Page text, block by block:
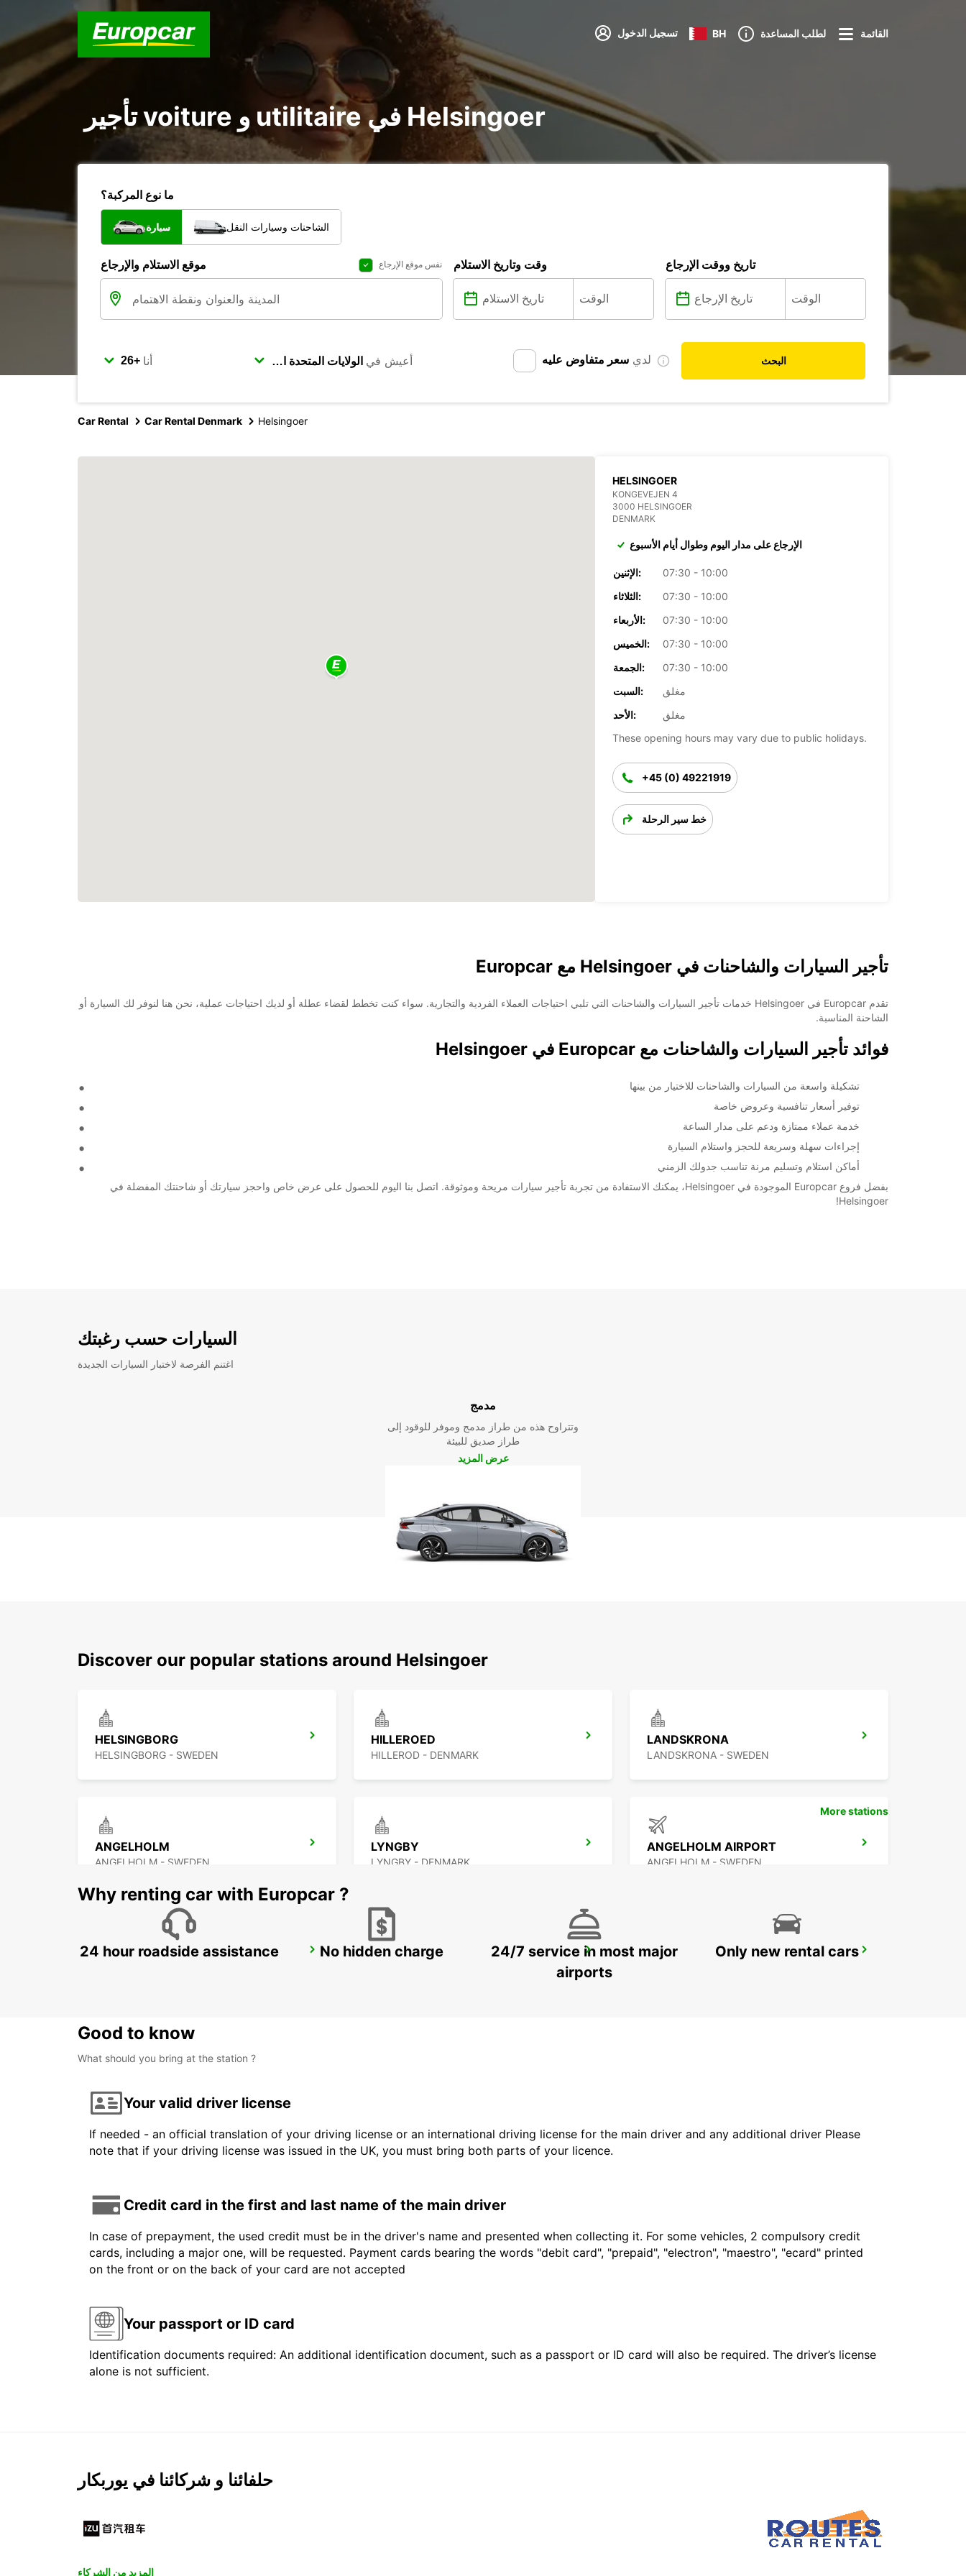
تسجيل الدخول BH لطلب المساعدة القائمة
تأجير voiture و utilitaire في Helsingoer
ما نوع المركبة؟
سيارة الشاحنات وسيارات النقل
موقع الاستلام والإرجاع نفس موقع الإرجاع وقت وتاريخ الاستلام تاريخ ووقت الإرجاع
أنا أعيش في لدي سعر متفاوض عليه البحث
Car Rental Car Rental Denmark Helsingoer
HELSINGOER
KONGEVEJEN 4
3000 HELSINGOER
DENMARK
الإرجاع على مدار اليوم وطوال أيام الأسبوع
الإثنين:
07:30 - 10:00
الثلاثاء:
07:30 - 10:00
الأربعاء:
07:30 - 10:00
الخميس:
07:30 - 10:00
الجمعة:
07:30 - 10:00
السبت:
مغلق
الأحد:
مغلق
These opening hours may vary due to public holidays.
+45 (0) 49221919
خط سير الرحلة
تأجير السيارات والشاحنات في Helsingoer مع Europcar
تقدم Europcar في Helsingoer خدمات تأجير السيارات والشاحنات التي تلبي احتياجات العملاء الفردية والتجارية. سواء كنت تخطط لقضاء عطلة أو لديك احتياجات عملية، نحن هنا لنوفر لك السيارة أو
الشاحنة المناسبة.
فوائد تأجير السيارات والشاحنات مع Europcar في Helsingoer
تشكيلة واسعة من السيارات والشاحنات للاختيار من بينها
توفير أسعار تنافسية وعروض خاصة
خدمة عملاء ممتازة ودعم على مدار الساعة
إجراءات سهلة وسريعة للحجز واستلام السيارة
أماكن استلام وتسليم مرنة تناسب جدولك الزمني
بفضل فروع Europcar الموجودة في Helsingoer، يمكنك الاستفادة من تجربة تأجير سيارات مريحة وموثوقة. اتصل بنا اليوم للحصول على عرض خاص واحجز سيارتك أو شاحنتك المفضلة في
Helsingoer!
السيارات حسب رغبتك
اغتنم الفرصة لاختبار السيارات الجديدة
مدمج
وتتراوح هذه من طراز مدمج وموفر للوقود إلى
طراز صديق للبيئة
عرض المزيد
Discover our popular stations around Helsingoer
HELSINGBORG
HELSINGBORG - SWEDEN
HILLEROED
HILLEROD - DENMARK
LANDSKRONA
LANDSKRONA - SWEDEN
ANGELHOLM
ANGELHOLM - SWEDEN
LYNGBY
LYNGBY - DENMARK
ANGELHOLM AIRPORT
ANGELHOLM - SWEDEN
HERLEV COPENHAGEN GAMMEL KONGEVEJ ALBERTSLUND
More stations
Why renting car with Europcar ?
24 hour roadside assistance No hidden charge
24/7 service in most major
airports
Only new rental cars
Good to know
What should you bring at the station ?
Your valid driver license
If needed - an official translation of your driving license or an international driving license for the main driver and any additional driver Please
note that if your driving license was issued in the UK, you must bring both parts of your licence.
Credit card in the first and last name of the main driver
In case of prepayment, the used credit must be in the driver's name and presented when collecting it. For some vehicles, 2 compulsory credit
cards, including a major one, will be requested. Payment cards bearing the words "debit card", "prepaid", "electron", "maestro", "ecard" printed
on the front or on the back of your card are not accepted
Your passport or ID card
Identification documents required: An additional identification document, such as a passport or ID card will also be required. The driver’s license
alone is not sufficient.
حلفائنا و شركائنا في يوربكار
المزيد من الشركاء